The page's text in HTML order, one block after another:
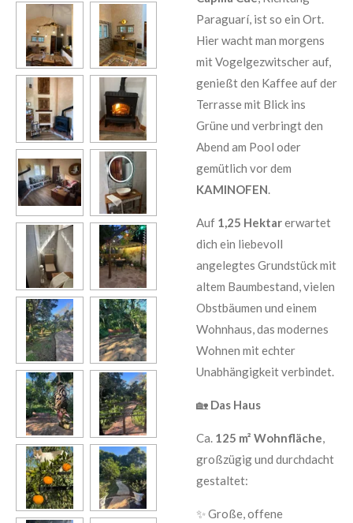
Paraguarí, ist so ein Ort.
Hier wacht man morgens
mit Vogelgezwitscher auf,
genießt den Kaffee auf der
Terrasse mit Blick ins
Grüne und verbringt den
Abend am Pool oder
gemütlich vor dem
KAMINOFEN.
Auf 1,25 Hektarerwartet
dich ein liebevoll
angelegtes Grundstück mit
altem Baumbestand, vielen
Obstbäumen und einem
Wohnhaus, das modernes
Wohnen mit echter
Unabhängigkeit verbindet.
🏡 Das Haus
Ca. 125 m² Wohnfläche,
großzügig und durchdacht
gestaltet:
✨ Große, offene